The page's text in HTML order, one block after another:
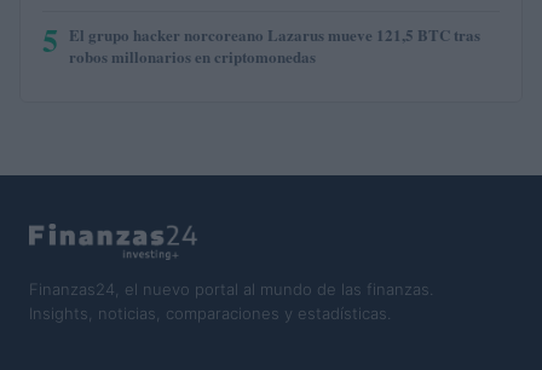
5 El grupo hacker norcoreano Lazarus mueve 121,5 BTC tras
robos millonarios en criptomonedas
Finanzas24, el nuevo portal al mundo de las finanzas.
Insights, noticias, comparaciones y estadísticas.